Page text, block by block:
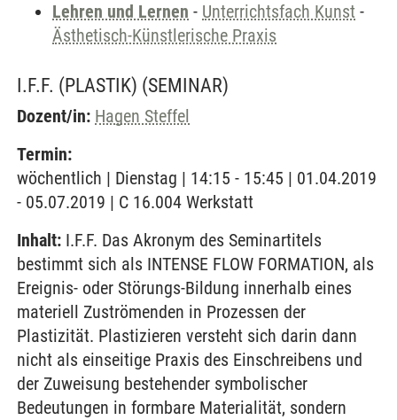
Lehren und Lernen - Unterrichtsfach Kunst -
Ästhetisch-Künstlerische Praxis
I.F.F. (PLASTIK) (SEMINAR)
Dozent/in: Hagen Steffel
Termin:
wöchentlich | Dienstag | 14:15 - 15:45 | 01.04.2019
- 05.07.2019 | C 16.004 Werkstatt
Inhalt: I.F.F. Das Akronym des Seminartitels
bestimmt sich als INTENSE FLOW FORMATION, als
Ereignis- oder Störungs-Bildung innerhalb eines
materiell Zuströmenden in Prozessen der
Plastizität. Plastizieren versteht sich darin dann
nicht als einseitige Praxis des Einschreibens und
der Zuweisung bestehender symbolischer
Bedeutungen in formbare Materialität, sondern